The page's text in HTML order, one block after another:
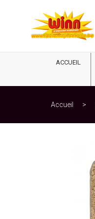
ACCUEIL
Accueil